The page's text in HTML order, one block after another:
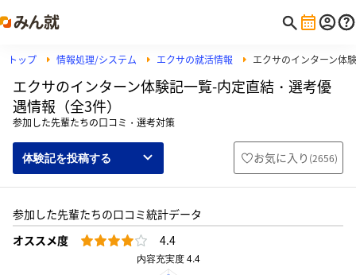
トップ 情報処理/システム エクサの就活情報 エクサのインターン体
エクサのインターン体験記一覧-内定直結・選考優
遇情報（全3件）
参加した先輩たちの口コミ・選考対策
体験記を投稿する お気に入り (2656)
参加した先輩たちの口コミ統計データ
オススメ度
4.4